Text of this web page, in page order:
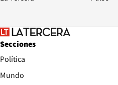
Secciones
Política
Mundo